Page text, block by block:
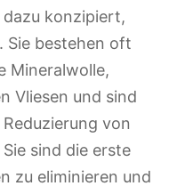
dazu konzipiert,
Sie bestehen oft
Mineralwolle,
Vliesen und sind
von
sind die erste
zu eliminieren und